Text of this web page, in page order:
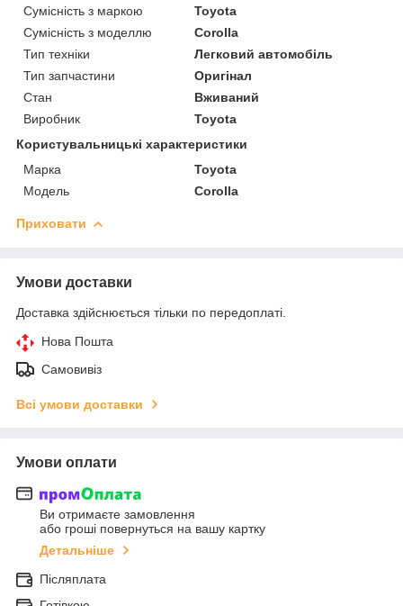
Сумісність з маркою
Toyota
Сумісність з моделлю
Corolla
Тип техніки
Легковий автомобіль
Тип запчастини
Оригінал
Стан
Вживаний
Виробник
Toyota
Користувальницькі характеристики
Марка
Toyota
Модель
Corolla
Приховати
Умови доставки
Доставка здійснюється тільки по передоплаті.
Нова Пошта
Самовивіз
Всі умови доставки
Умови оплати
Ви отримаєте замовлення
або гроші повернуться на вашу картку
Детальніше
Післяплата